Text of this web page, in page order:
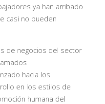
ya han arribado
casi no pueden
de negocios del sector
hacia los
en los estilos de
humana del